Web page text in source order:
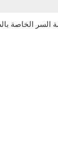
السر